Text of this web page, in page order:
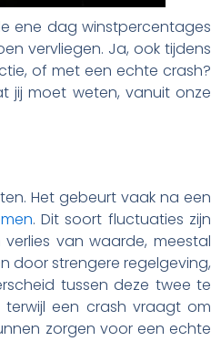
ene dag winstpercentages
vervliegen. Ja, ook tijdens
of met een echte crash?
jij moet weten, vanuit onze
Het gebeurt vaak na een
. Dit soort fluctuaties zijn
van waarde, meestal
door strengere regelgeving,
tussen deze twee te
terwijl een crash vraagt om
zorgen voor een echte